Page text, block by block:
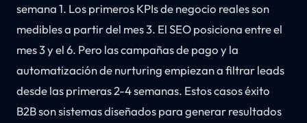
semana 1. Los primeros KPIs de negocio reales son
medibles a partir del mes 3. El SEO posiciona entre el
mes 3 y el 6. Pero las campañas de pago y la
automatización de nurturing empiezan a filtrar leads
desde las primeras 2-4 semanas. Estos casos éxito
B2B son sistemas diseñados para generar resultados